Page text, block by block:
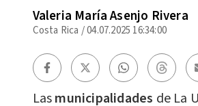
Valeria María Asenjo Rivera
Costa Rica /04.07.2025 16:34:00
Lasmunicipalidades de La